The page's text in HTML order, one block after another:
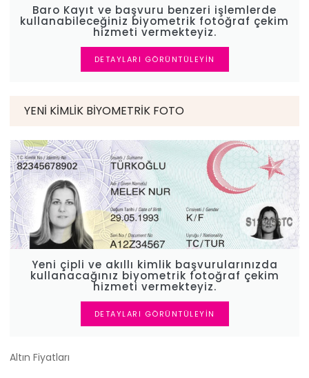
Baro Kayıt ve başvuru benzeri işlemlerde
kullanabileceğiniz biyometrik fotoğraf çekim
hizmeti vermekteyiz.
DETAYLARI GÖRÜNTÜLEYIN
YENI KIMLIK BIYOMETRIK FOTO
Yeni çipli ve akıllı kimlik başvurularınızda
kullanacağınız biyometrik fotoğraf çekim
hizmeti vermekteyiz.
DETAYLARI GÖRÜNTÜLEYIN
Altın Fiyatları